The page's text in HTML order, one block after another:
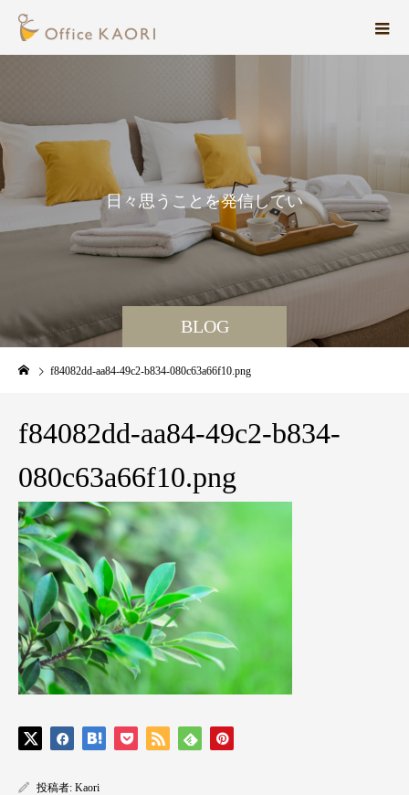
BLOG
日々思 う こ と を 発信しています
f84082dd-aa84-49c2-b834-080c63a66f10.png
f84082dd-aa84-49c2-b834-
080c63a66f10.png
投稿者: Kaori